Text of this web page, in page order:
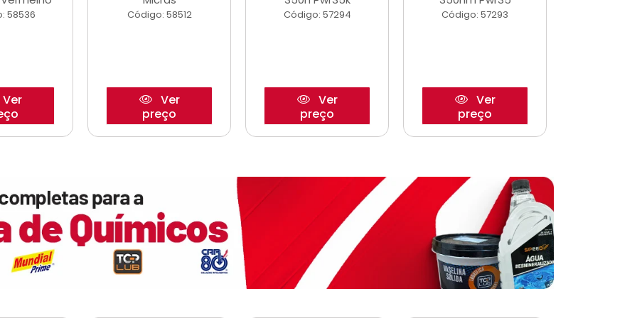
58536
Ver
Código: 58512
Ver
preço
Código: 57294
Ver
preço
Código: 57293
Ver
preço